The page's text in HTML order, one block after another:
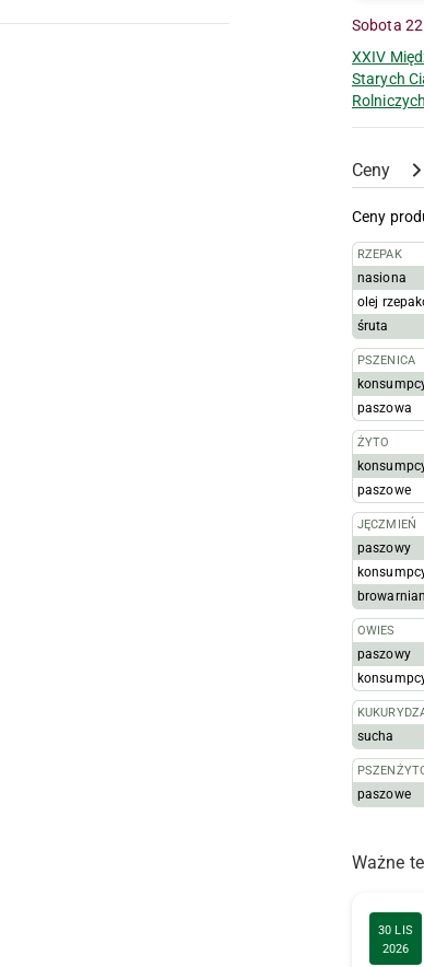
Sobota
XXIV
Starych
Ceny
Ceny
RZEPAK
nasiona
olej
śruta
PSZENICA
paszowa
ŻYTO
paszowe
JĘCZMIEŃ
paszowy
OWIES
paszowy
sucha
paszowe
Ważne
30 LIS
2026